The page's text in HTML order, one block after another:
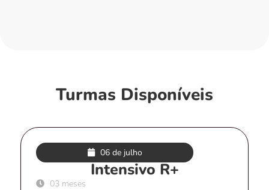
Turmas Disponíveis
06 de julho
Intensivo R+
03 meses